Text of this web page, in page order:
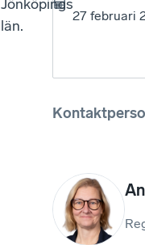
27 februari
Jönköpings
län.